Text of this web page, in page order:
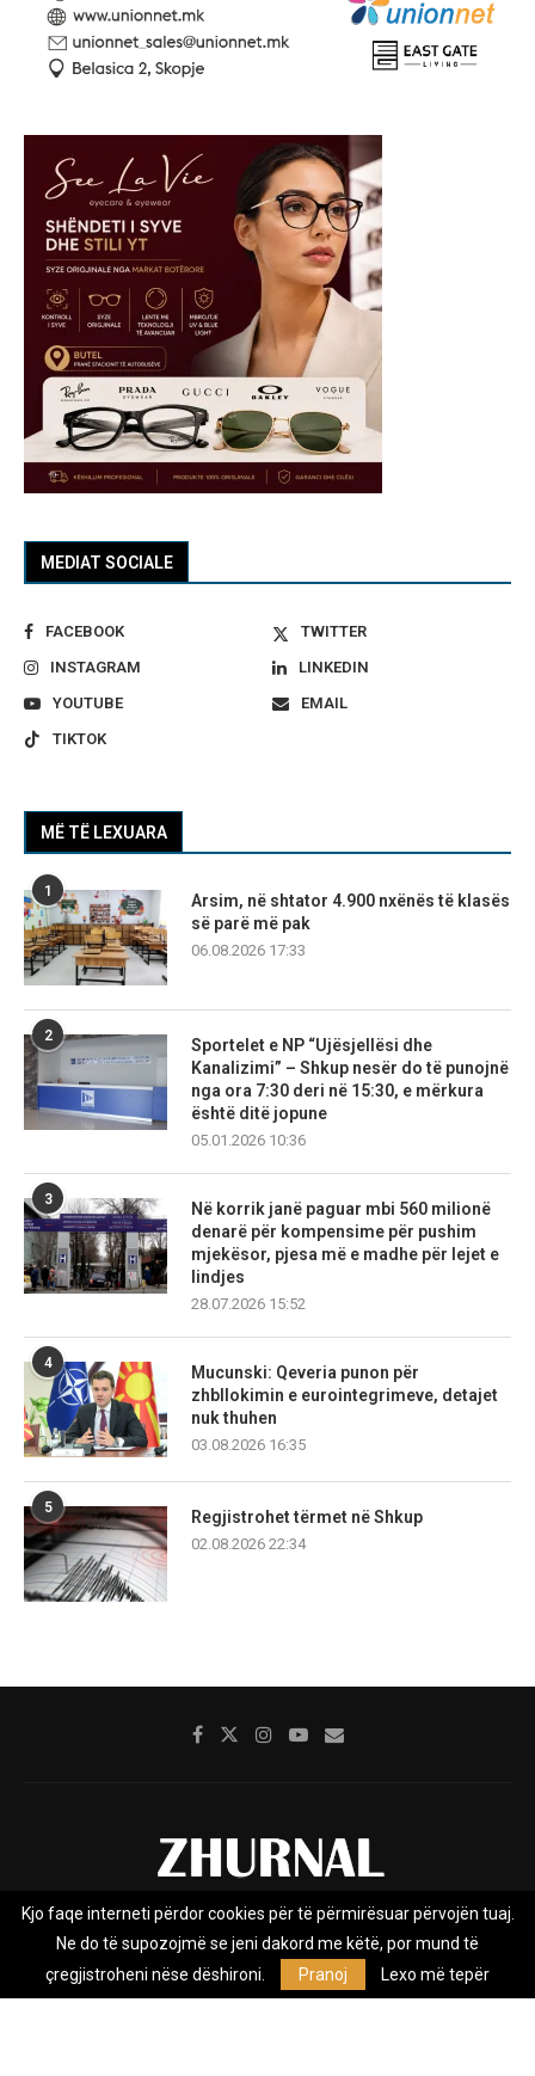
MEDIAT SOCIALE
FACEBOOK
TWITTER
INSTAGRAM
LINKEDIN
YOUTUBE
EMAIL
TIKTOK
MË TË LEXUARA
1
Arsim, në shtator 4.900 nxënës të klasës
së parë më pak
06.08.2026 17:33
2
Sportelet e NP “Ujësjellësi dhe
Kanalizimi” – Shkup nesër do të punojnë
nga ora 7:30 deri në 15:30, e mërkura
është ditë jopune
05.01.2026 10:36
3
Në korrik janë paguar mbi 560 milionë
denarë për kompensime për pushim
mjekësor, pjesa më e madhe për lejet e
lindjes
28.07.2026 15:52
4
Mucunski: Qeveria punon për
zhbllokimin e eurointegrimeve, detajet
nuk thuhen
03.08.2026 16:35
5
Regjistrohet tërmet në Shkup
02.08.2026 22:34
Rreth nesh Impresumi Marketing
Privacy Policy
Zhurnal.mk është Agjenci e Lajmeve e pavarur, e themeluar në vitin
Kjo faqe interneti përdor cookies për të përmirësuar përvojën tuaj.
Ne do të supozojmë se jeni dakord me këtë, por mund të
çregjistroheni nëse dëshironi.
Pranoj Lexo më tepër